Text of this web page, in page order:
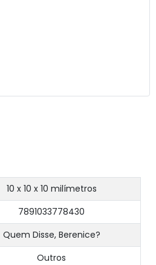
10 x 10 x 10 milímetros
7891033778430
Quem Disse, Berenice?
Outros